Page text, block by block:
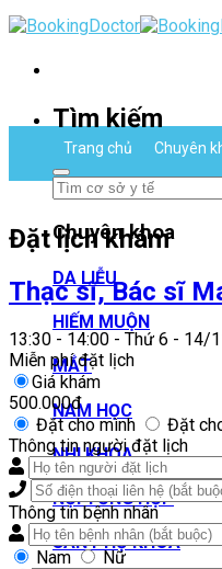
Skip
to
Tìm kiếm
Chuyên khoa
DA LIỄU
HIẾM MUỘN
MẮT
NAM HỌC
NHI KHOA
NỘI TỔNG HỢP
SẢN PHỤ KHOA
Trang chủ Chuyên
Đặt lịch khám
Thạc sĩ, Bác sĩ
13:30 - 14:00 - Thứ 6 - 14/
Miễn phí đặt lịch
Giá khám
500.000đ
Đặt cho mình
Đặt
Thông tin người đặt lịch
Thông tin bệnh nhân
Nam Nữ